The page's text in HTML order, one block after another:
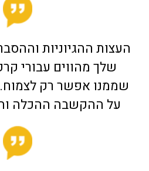
העצות ההגיוניות
שלך מהווים עבורי
שממנו אפשר רק לצמוח.
על ההקשבה ההכלה